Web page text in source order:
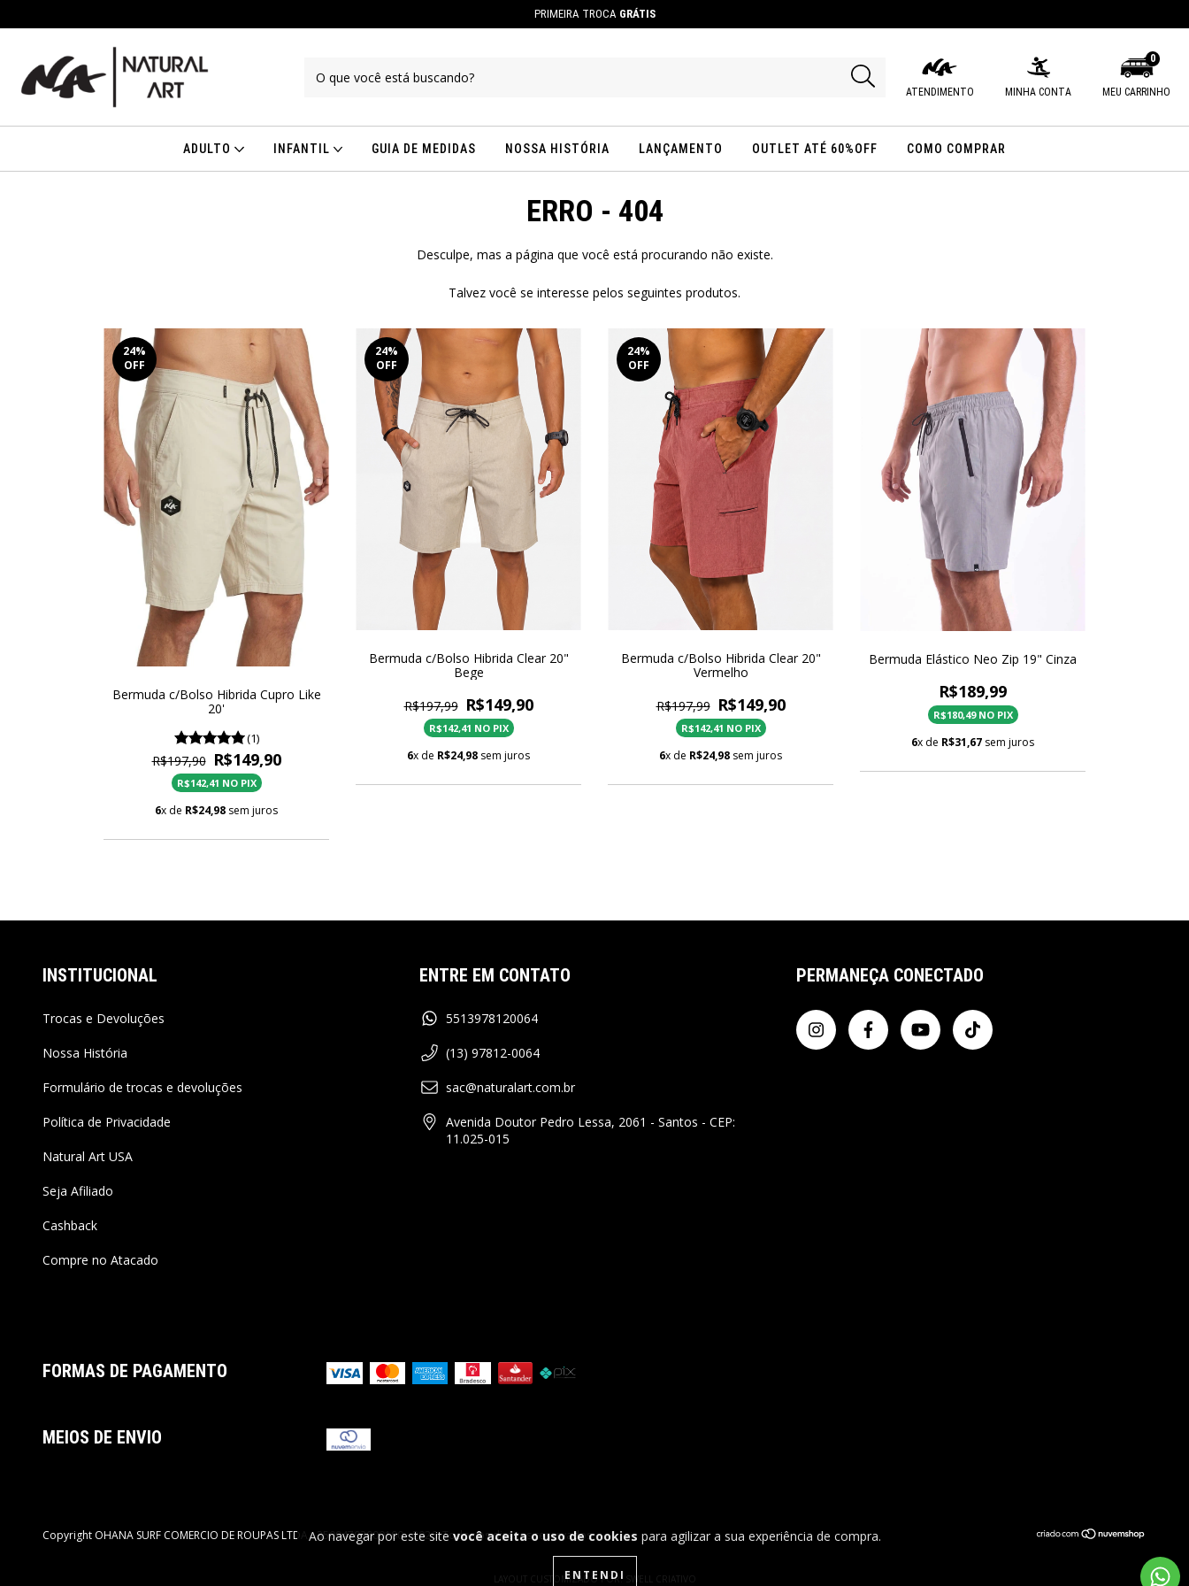
ATENDIMENTO MINHA CONTA MEU CARRINHO
0
ADULTO INFANTIL GUIA DE MEDIDAS NOSSA HISTÓRIA LANÇAMENTO OUTLET ATÉ 60%OFF COMO COMPRAR
Ao navegar por este sitevocê aceita o uso de cookies para agilizar a sua experiência de compra.
ENTENDI
ERRO - 404
Desculpe, mas a página que você está procurando não existe.
Talvez você se interesse pelos seguintes produtos.
24%
OFF
Bermuda c/Bolso Hibrida Cupro Like
20'
(1)
R$197,90 R$149,90
R$142,41 NO PIX
6x de R$24,98 sem juros
24%
OFF
Bermuda c/Bolso Hibrida Clear 20"
Bege
R$197,99 R$149,90
R$142,41 NO PIX
6x de R$24,98 sem juros
24%
OFF
Bermuda c/Bolso Hibrida Clear 20"
Vermelho
R$197,99 R$149,90
R$142,41 NO PIX
6x de R$24,98 sem juros
Bermuda Elástico Neo Zip 19" Cinza
R$189,99
R$180,49 NO PIX
6x de R$31,67 sem juros
INSTITUCIONAL
Trocas e Devoluções
Nossa História
Formulário de trocas e devoluções
Política de Privacidade
Natural Art USA
Seja Afiliado
Cashback
Compre no Atacado
ENTRE EM CONTATO
5513978120064
(13) 97812-0064
sac@naturalart.com.br
Avenida Doutor Pedro Lessa, 2061 - Santos - CEP:
11.025-015
PERMANEÇA CONECTADO
FORMAS DE PAGAMENTO
MEIOS DE ENVIO
Copyright OHANA SURF COMERCIO DE ROUPAS LTDA - 35094703000100 - 2026. Todos os direitos reservados.
LAYOUT CUSTOMIZADO POR: SWELL CRIATIVO
GANHE 10% DE DESCONTO NA SUA PRIMEIRA
COMPRA 🛒
Cadastre e receba em seu e-mail